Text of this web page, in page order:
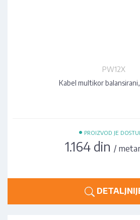
PW12X
Kabel multikor balansirani,
• PROIZVOD JE
1.164 din /